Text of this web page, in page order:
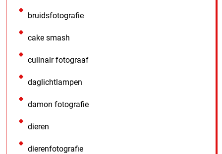
bruidsfotografie
cake smash
culinair fotograaf
daglichtlampen
damon fotografie
dieren
dierenfotografie